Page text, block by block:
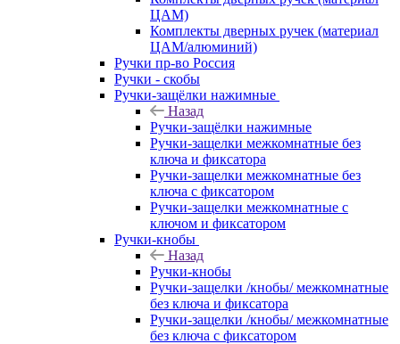
ЦАМ)
Комплекты дверных ручек (материал
ЦАМ/алюминий)
Ручки пр-во Россия
Ручки - скобы
Ручки-защёлки нажимные
Назад
Ручки-защёлки нажимные
Ручки-защелки межкомнатные без
ключа и фиксатора
Ручки-защелки межкомнатные без
ключа с фиксатором
Ручки-защелки межкомнатные с
ключом и фиксатором
Ручки-кнобы
Назад
Ручки-кнобы
Ручки-защелки /кнобы/ межкомнатные
без ключа и фиксатора
Ручки-защелки /кнобы/ межкомнатные
без ключа с фиксатором